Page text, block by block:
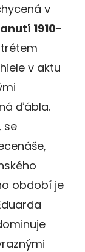
v
1910-
v aktu
ďábla.
se
období je